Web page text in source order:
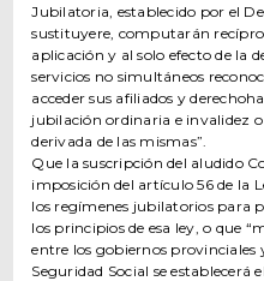
Jubilatoria, establecido por el
sustituyere, computarán
aplicación y al solo efecto de la
servicios no simultáneos
acceder sus afiliados y
jubilación ordinaria e invalidez
derivada de las mismas”.
Que la suscripción del aludido
imposición del artículo 56 de la
los regímenes jubilatorios para
los principios de esa ley, o que
entre los gobiernos provinciales
Seguridad Social se establecerá